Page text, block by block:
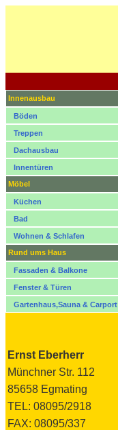
Innenausbau
Böden
Treppen
Dachausbau
Innentüren
Möbel
Küchen
Bad
Wohnen & Schlafen
Rund ums Haus
Fassaden & Balkone
Fenster & Türen
Gartenhaus,Sauna & Carport
Ernst Eberherr
Münchner Str. 112
85658 Egmating
TEL: 08095/2918
FAX: 08095/337